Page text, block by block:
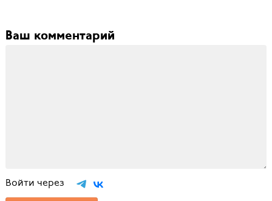
Ваш комментарий
Войти через